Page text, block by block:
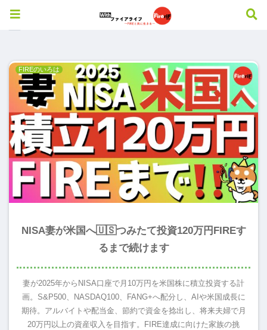
FIREのいろは
NISA妻が米国へ🇺🇸つみたて投資120万円FIREす
るまで続けます
妻が2025年からNISA口座で月10万円を米国株に積立投資する計
画。S&P500、NASDAQ100、FANG+へ配分し、AIや米国成長に
期待。アルバイトや配当金、節約で資金を捻出し、将来夫婦で月
20万円以上の資産収入を目指す。FIRE達成に向けた家族の挑